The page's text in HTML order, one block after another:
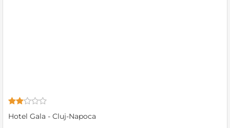
Hotel Gala - Cluj-Napoca